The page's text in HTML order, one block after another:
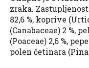
zraka.
82,6 %, koprive
(Canabaceae) 2 %,
(Poaceae) 2,6 %,
polen četinara